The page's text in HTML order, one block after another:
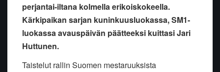
perjantai-iltana kolmella erikoiskokeella.
Kärkipaikan sarjan kuninkuusluokassa, SM1-
luokassa avauspäivän päätteeksi kuittasi Jari
Huttunen.
Taistelut rallin Suomen mestaruuksista